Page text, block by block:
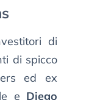
di
di spicco
ed ex
e Diego